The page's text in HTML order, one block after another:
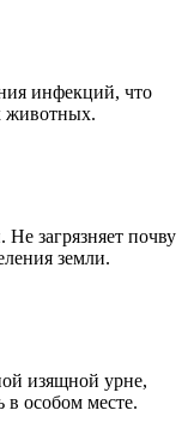
инфекций, что
животных.
загрязняет почву
земли.
изящной урне,
в особом месте.